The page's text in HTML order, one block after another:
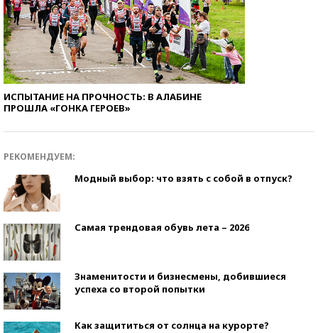
ИСПЫТАНИЕ НА ПРОЧНОСТЬ: В АЛАБИНЕ
ПРОШЛА «ГОНКА ГЕРОЕВ»
РЕКОМЕНДУЕМ:
Модный выбор: что взять с собой в отпуск?
Самая трендовая обувь лета – 2026
Знаменитости и бизнесмены, добившиеся
успеха со второй попытки
Как защититься от солнца на курорте?